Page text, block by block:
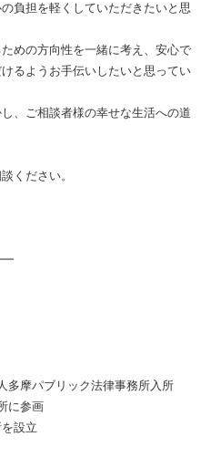
負担を軽くしていただきたいと思
めの方向性を一緒に考え、安心で
るようお手伝いしたいと思ってい
、ご相談者様の幸せな生活への道
ください。
多摩パブリック法律事務所入所
に参画
設立